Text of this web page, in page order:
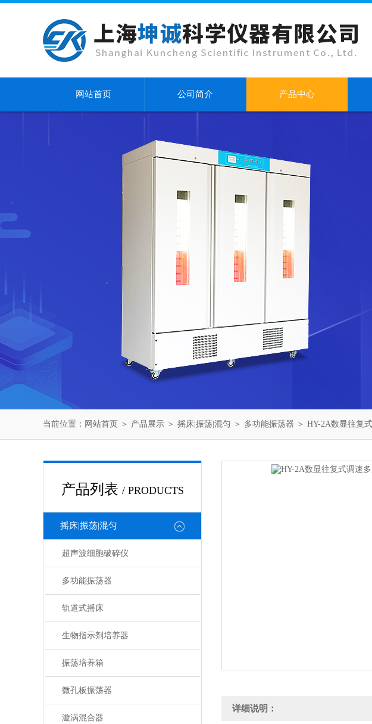
网站首页 公司简介 产品中心
当前位置： 网站首页 ＞ 产品展示 ＞ 摇床|振荡|混匀 ＞ 多功能振荡器 ＞ HY-2A数显往复
产品列表 / PRODUCTS
摇床|振荡|混匀
超声波细胞破碎仪
多功能振荡器
轨道式摇床
生物指示剂培养器
振荡培养箱
微孔板振荡器
漩涡混合器
详细说明：